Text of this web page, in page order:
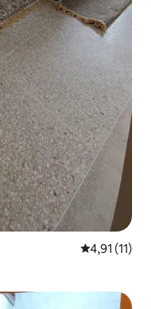
Средна
4,91 (11)